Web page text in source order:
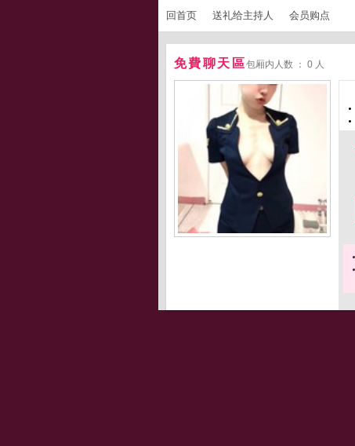
回首页 送礼给主持人 会员购点
免費聊天區包厢内人数 ： 0 人